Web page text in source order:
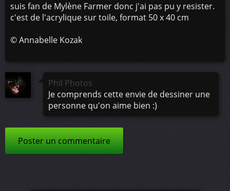
suis fan de Mylène Farmer donc j'ai pas pu y resister.
c'est de l'acrylique sur toile, format 50 x 40 cm
©Annabelle Kozak
Phil Photos
Je comprends cette envie de dessiner une
personne qu'on aime bien :)
Poster un commentaire